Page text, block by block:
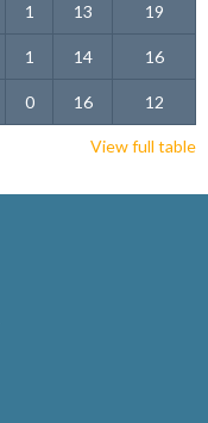
1 13 19
1 14 16
0 16 12
View full table